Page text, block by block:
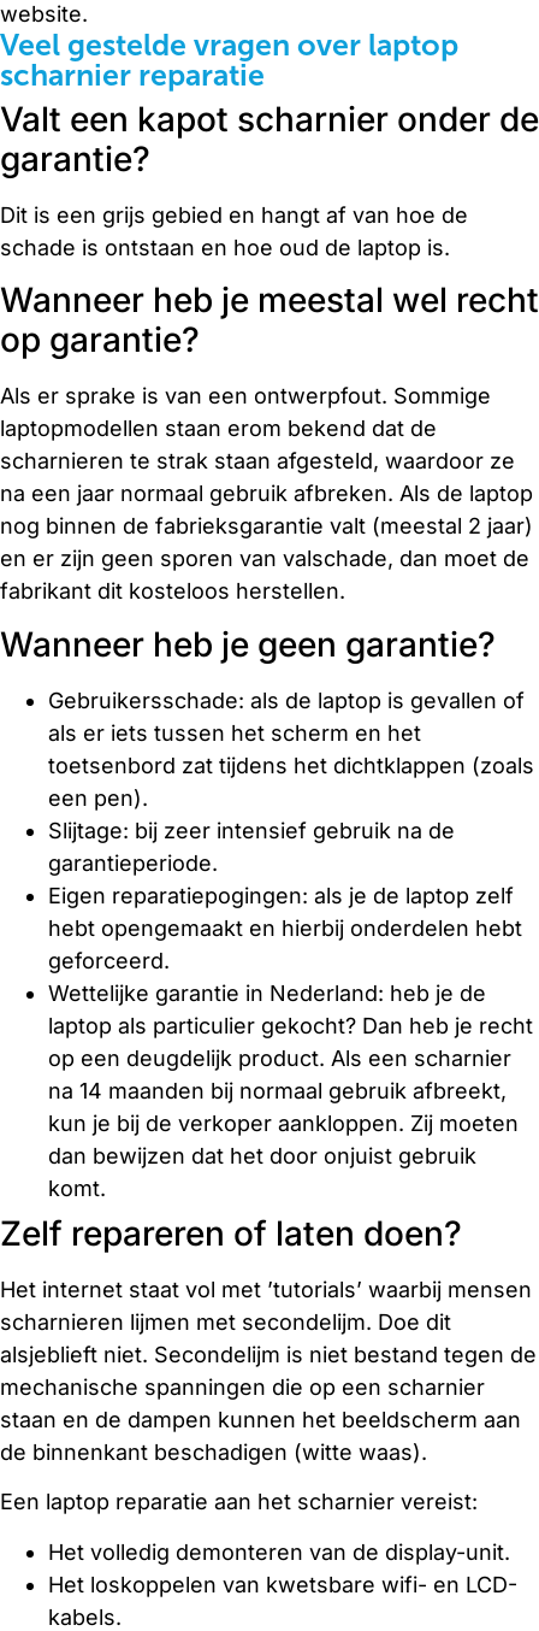
website.
Veel gestelde vragen over laptop
scharnier reparatie
Valt een kapot scharnier onder de
garantie?
Dit is een grijs gebied en hangt af van hoe de
schade is ontstaan en hoe oud de laptop is.
Wanneer heb je meestal wel recht
op garantie?
Als er sprake is van een ontwerpfout. Sommige
laptopmodellen staan erom bekend dat de
scharnieren te strak staan afgesteld, waardoor ze
na een jaar normaal gebruik afbreken. Als de laptop
nog binnen de fabrieksgarantie valt (meestal 2 jaar)
en er zijn geen sporen van valschade, dan moet de
fabrikant dit kosteloos herstellen.
Wanneer heb je geen garantie?
Gebruikersschade: als de laptop is gevallen of
als er iets tussen het scherm en het
toetsenbord zat tijdens het dichtklappen (zoals
een pen).
Slijtage: bij zeer intensief gebruik na de
garantieperiode.
Eigen reparatiepogingen: als je de laptop zelf
hebt opengemaakt en hierbij onderdelen hebt
geforceerd.
Wettelijke garantie in Nederland: heb je de
laptop als particulier gekocht? Dan heb je recht
op een deugdelijk product. Als een scharnier
na 14 maanden bij normaal gebruik afbreekt,
kun je bij de verkoper aankloppen. Zij moeten
dan bewijzen dat het door onjuist gebruik
komt.
Zelf repareren of laten doen?
Het internet staat vol met ’tutorials’ waarbij mensen
scharnieren lijmen met secondelijm. Doe dit
alsjeblieft niet. Secondelijm is niet bestand tegen de
mechanische spanningen die op een scharnier
staan en de dampen kunnen het beeldscherm aan
de binnenkant beschadigen (witte waas).
Een laptop reparatie aan het scharnier vereist:
Het volledig demonteren van de display-unit.
Het loskoppelen van kwetsbare wifi- en LCD-
kabels.